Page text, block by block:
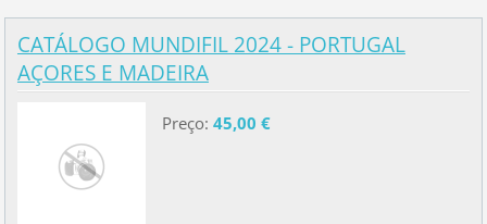
CATÁLOGO MUNDIFIL 2024 - PORTUGAL
AÇORES E MADEIRA
Preço: 45,00 €